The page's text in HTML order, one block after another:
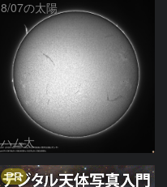
8/07の太陽
ハム太
PR